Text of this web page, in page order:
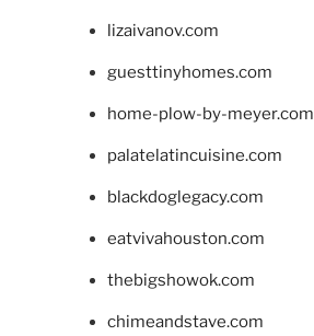
lizaivanov.com
guesttinyhomes.com
home-plow-by-meyer.com
palatelatincuisine.com
blackdoglegacy.com
eatvivahouston.com
thebigshowok.com
chimeandstave.com